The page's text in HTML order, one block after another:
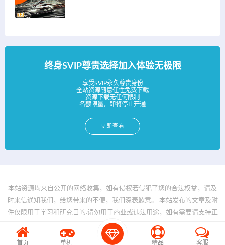
终身SVIP尊贵选择加入体验无极限
享受SVIP永久尊贵身份
全站资源随意任性免费下载
资源下载无任何限制
名额限量，即将停止开通
立即查看
本站资源均来自公开的网络收集，如有侵权若侵犯了您的合法权益，请及
时来信通知我们，给您带来的不便，我们深表歉意。 本站发布的文章及附
件仅限用于学习和研究目的.请勿用于商业或违法用途，如有需要请支持正
版。 © 2025 - www.bfya.com All rights reserved
首页 单机 精品 客服